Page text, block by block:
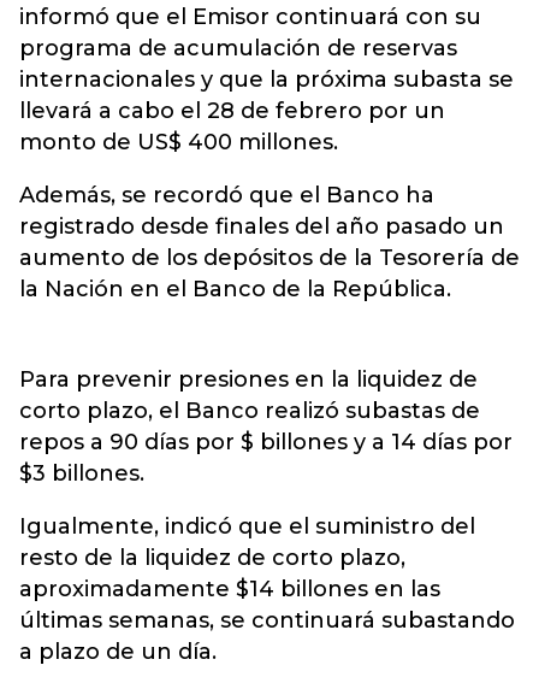
informó que el Emisor continuará con su
programa de acumulación de reservas
internacionales y que la próxima subasta se
llevará a cabo el 28 de febrero por un
monto de US$ 400 millones.
Además, se recordó que el Banco ha
registrado desde finales del año pasado un
aumento de los depósitos de la Tesorería de
la Nación en el Banco de la República.
Para prevenir presiones en la liquidez de
corto plazo, el Banco realizó subastas de
repos a 90 días por $ billones y a 14 días por
$3 billones.
Igualmente, indicó que el suministro del
resto de la liquidez de corto plazo,
aproximadamente $14 billones en las
últimas semanas, se continuará subastando
a plazo de un día.